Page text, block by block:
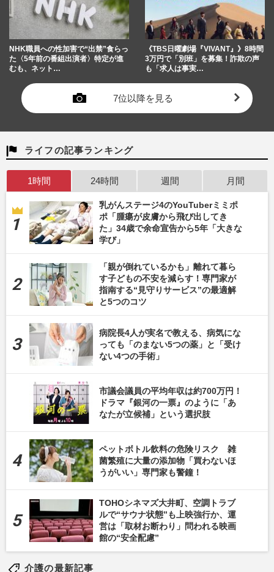
NHK職員への性加害で“出禁”食らっ
た〈5年前の番組出演者〉特定が進
むも、ネット…
《TBS日曜劇場『VIVANT』》8時間
3万円で「別班」を募集！詐欺の声
も「求人は事実…
7位以降を見る
ライフの記事ランキング
1時間 24時間 週間 月間
乳がんステージ4のYouTuberミミポ
ポ「腫瘍が皮膚から飛び出してき
た」34歳で余命宣告から5年「大きな
学び」
「親が倒れているかも」離れて暮ら
す子どもの不安を減らす！専門家が
指南する“見守りサービス”の最適解
と5つのコツ
病院長4人が実名で教える、病気にな
っても「のまない5つの薬」と「受け
ない4つの手術」
市議会議員の平均年収は約700万円！
ドラマ『銀河の一票』のように「あ
なたが立候補」という選択肢
ペットボトル飲料の危険リスク 雑
菌繁殖に大量の添加物「買わないほ
うがいい」専門家も警鐘！
TOHOシネマズ大井町、空調トラブ
ルで“サウナ状態”も上映強行か、運
営は「取材お断わり」問われる映画
館の“安全配慮”
介護の最新記事